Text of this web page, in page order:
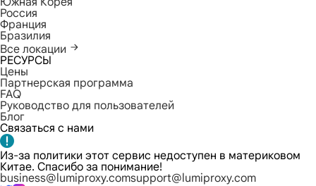
Россия
Франция
Бразилия
Все локации
РЕСУРСЫ
Цены
Партнерская программа
FAQ
Руководство для пользователей
Блог
Связаться с нами
Из-за политики этот сервис недоступен в материковом
Китае. Спасибо за понимание!
business@lumiproxy.comsupport@lumiproxy.com